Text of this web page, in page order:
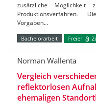
zusätzliche Möglichkeit
Produktionsverfahren.
Vorgaben…
Bachelorarbeit Freier
Norman Wallenta
Vergleich
reflektorlosen
ehemaligen